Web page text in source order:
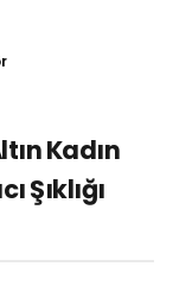
Kadın
Şıklığı